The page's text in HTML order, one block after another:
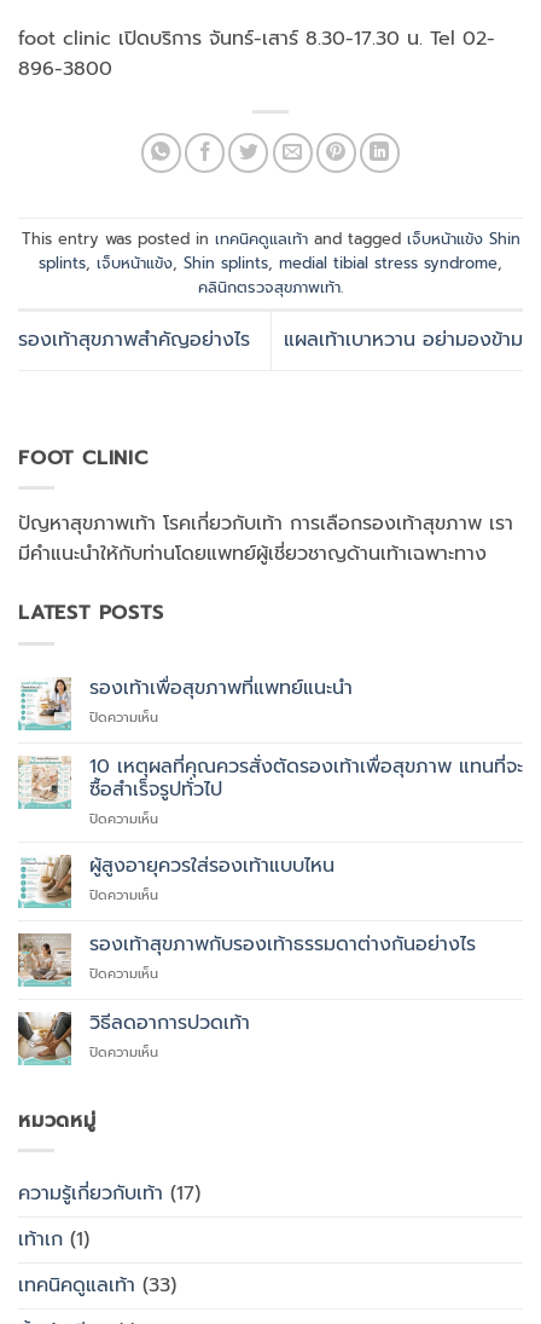
foot clinic เปิดบริการ จันทร์-เสาร์ 8.30-17.30 น. Tel 02-
896-3800
This entry was posted in เทคนิคดูแลเท้าand tagged เจ็บหน้าแข้ง Shin
splints, เจ็บหน้าแข้ง, Shin splints, medial tibial stress syndrome,
คลินิกตรวจสุขภาพเท้า.
รองเท้าสุขภาพสำคัญอย่างไร แผลเท้าเบาหวาน อย่ามองข้าม
FOOT CLINIC
ปัญหาสุขภาพเท้า โรคเกี่ยวกับเท้า การเลือกรองเท้าสุขภาพ เรา
มีคำแนะนำให้กับท่านโดยแพทย์ผู้เชี่ยวชาญด้านเท้าเฉพาะทาง
LATEST POSTS
รองเท้าเพื่อสุขภาพที่แพทย์แนะนำ
ปิดความเห็นบน
เพื่อ
สุขภาพ
ที่
แพทย์
10 เหตุผลที่คุณควรสั่งตัดรองเท้าเพื่อสุขภาพ แทนที่จะ
ซื้อสำเร็จรูปทั่วไป
ปิดความเห็นบน
เหตุผล
คุณ
สั่ง
ตัด
รองเท้า
สุขภาพ
ผู้สูงอายุควรใส่รองเท้าแบบไหน
ปิดความเห็นบน
สูง
อายุ
ควร
รองเท้า
ไหน
รองเท้าสุขภาพกับรองเท้าธรรมดาต่างกันอย่างไร
ปิดความเห็นบน
สุขภาพ
กับ
รองเท้า
วิธีลดอาการปวดเท้า
ปิดความเห็นบน
หมวดหมู่
ความรู้เกี่ยวกับเท้า (17)
เท้าเก (1)
เทคนิคดูแลเท้า (33)